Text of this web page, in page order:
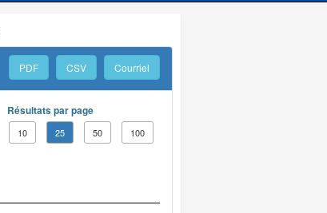
PDF CSV Courriel
Résultats par page
10 25 50 100